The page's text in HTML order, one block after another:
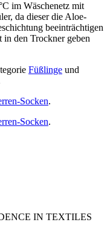
im Wäschenetz mit
da dieser die Aloe-
beeinträchtigen
den Trockner geben
Füßlinge und
Socken.
Socken.
IN TEXTILES